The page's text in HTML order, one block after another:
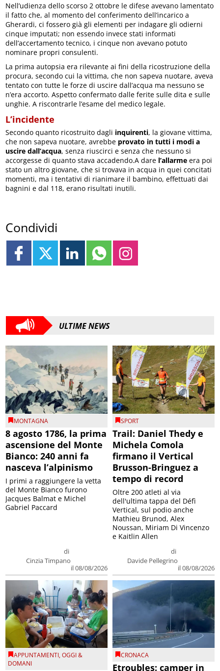
Nell’udienza dello scorso 2 ottobre le difese avevano lamentato
il fatto che, al momento del conferimento dell’incarico a
Gherardi, ci fossero già gli elementi per indagare gli odierni
cinque imputati; non essendo invece stati informati
dell’accertamento tecnico, i cinque non avevano potuto
nominare propri consulenti.
La prima autopsia era rilevante ai fini della ricostruzione della
procura, secondo cui la vittima, che non sapeva nuotare, aveva
tentato con tutte le forze di uscire dall’acqua ma nessuno se
n’era accorto. Aspetto confermato dalle ferite sulle dita e sulle
unghie. A riscontrarle l’esame del medico legale.
L’incidente
Secondo quanto ricostruito dagli inquirenti, la giovane vittima,
che non sapeva nuotare, avrebbe provato in tutti i modi a
uscire dall’acqua, senza riuscirci e senza che nessuno si
accorgesse di quanto stava accadendo.A dare l’allarme era poi
stato un altro giovane, che si trovava in acqua in quei concitati
momenti, ma i tentativi di rianimare il bambino, effettuati dai
bagnini e dal 118, erano risultati inutili.
Condividi
ULTIME NEWS
MONTAGNA
8 agosto 1786, la prima
ascensione del Monte
Bianco: 240 anni fa
nasceva l’alpinismo
di
Cinzia Timpano
il 08/08/2026
I primi a raggiungere la vetta
del Monte Bianco furono
Jacques Balmat e Michel
Gabriel Paccard
SPORT
Trail: Daniel Thedy e
Michela Comola
firmano il Vertical
Brusson-Bringuez a
tempo di record
di
Davide Pellegrino
il 08/08/2026
Oltre 200 atleti al via
dell'ultima tappa del Défì
Vertical, sul podio anche
Mathieu Brunod, Alex
Noussan, Miriam Di Vincenzo
e Kaitlin Allen
APPUNTAMENTI,OGGI &
DOMANI
CRONACA
Etroubles: camper in